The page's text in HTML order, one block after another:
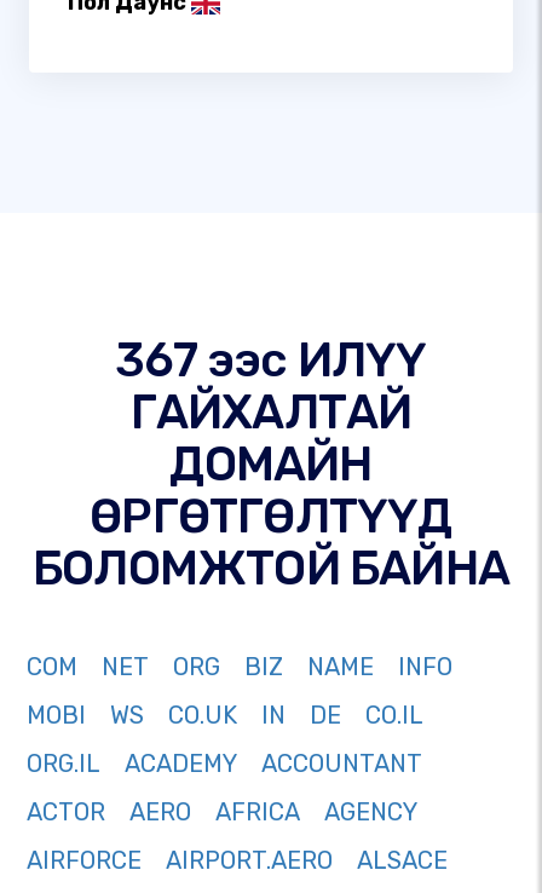
367 ээс ИЛҮҮ
ГАЙХАЛТАЙ
ДОМАЙН
ӨРГӨТГӨЛТҮҮД
БОЛОМЖТОЙ БАЙНА
COM NET ORG BIZ NAME
INFO
MOBI
WS CO.UK IN DE
CO.IL
ORG.IL
ACADEMY
ACCOUNTANT
ACTOR
AERO AFRICA
AGENCY
AIRFORCE
AIRPORT.AERO
ALSACE